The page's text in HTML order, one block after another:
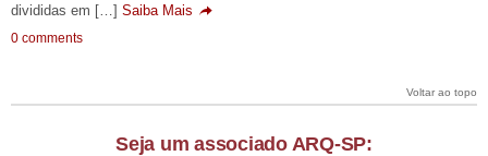
divididas em […] Saiba Mais
0 comments
Voltar ao topo
Seja um associado ARQ-SP: